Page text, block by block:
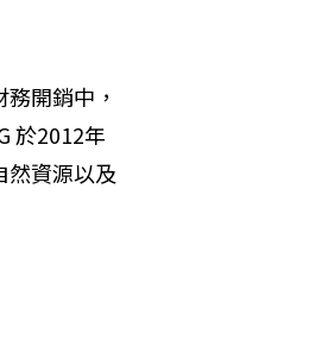
開銷中，
於2012年
然資源以及